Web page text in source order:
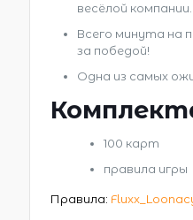
весёлой компании.
Всего минута на
за победой!
Одна из самых
100 карт
правила игры
Правила: